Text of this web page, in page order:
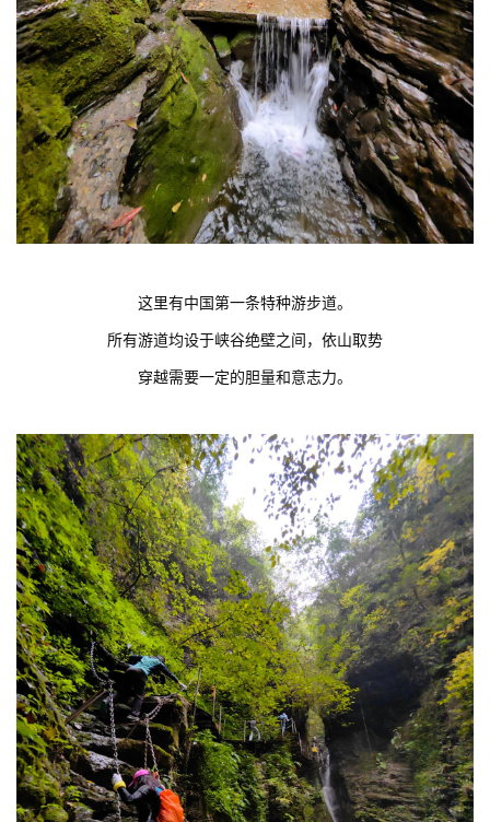
这里有中国第一条特种游步道。
所有游道均设于峡谷绝壁之间，依山取势
穿越需要一定的胆量和意志力。